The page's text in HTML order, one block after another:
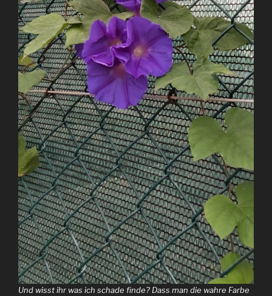
Und wisst ihr was ich schade finde? Dass man die wahre Farbe